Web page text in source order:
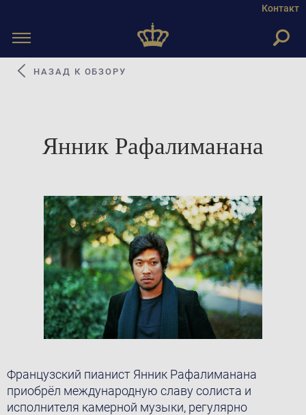
Контакт
Toggle
Янник Рафалиманана
НАЗАД К ОБЗОРУ
Французский пианист Янник Рафалиманана
приобрёл международную славу солиста и
исполнителя камерной музыки, регулярно